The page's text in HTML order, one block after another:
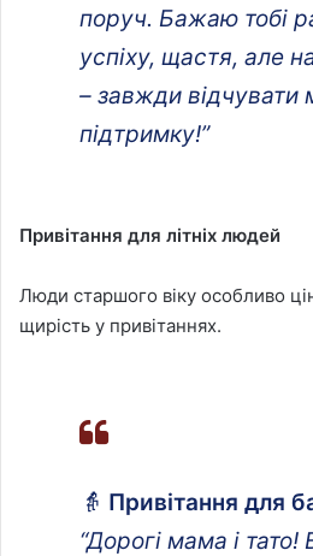
поруч. Бажаю тобі
успіху, щастя, але
– завжди відчувати
підтримку!”
Привітання для літніх людей
Люди старшого віку особливо
щирість у привітаннях.
👵 Привітання для
“Дорогі мама і